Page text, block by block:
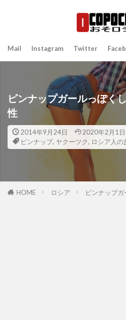
Mail Instagram Twitter
ピンナップガールっぽく
性
2014年9月24日 2020年2月1日
ピンナップ, ヤクーツク, ロシア人の
HOME ロシア ピンナップ